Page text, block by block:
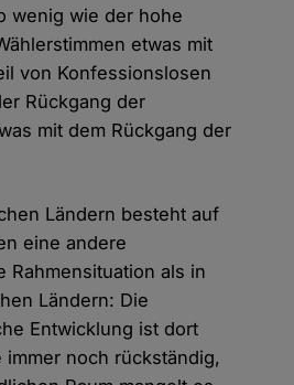
wenig wie der hohe
etwas mit
von Konfessionslosen
Rückgang der
mit dem Rückgang der
Ländern besteht auf
eine andere
Rahmensituation als in
Ländern: Die
Entwicklung ist dort
noch rückständig,